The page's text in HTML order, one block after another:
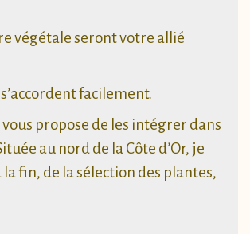
végétale seront votre allié
facilement.
propose de les intégrer dans
au nord de la Côte d’Or, je
fin, de la sélection des plantes,